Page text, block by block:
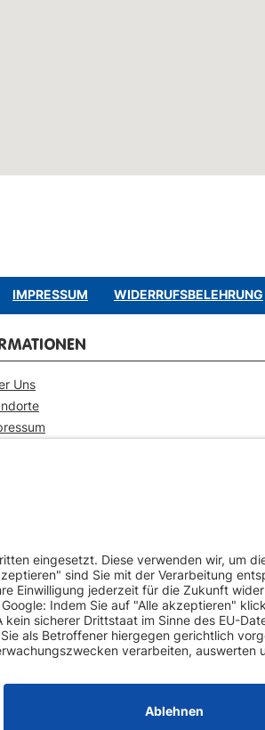
IMPRESSUM WIDERRUFSBELEHRUNG
Uns
mit Gewährleistung
Fahrzeug-Demontagebetrieb
Werkstattentsorgungen
Versand (auf Anfrage)
als 20 Jahre Erfahrung